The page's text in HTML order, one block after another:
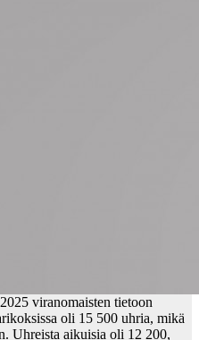
viranomaisten tietoon
oli 15 500 uhria, mikä
Uhreista aikuisia oli 12 200,